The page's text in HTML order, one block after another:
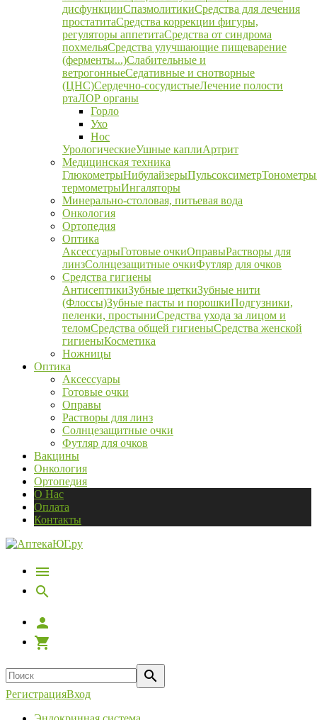
дисфункцииСпазмолитикиСредства для лечения
простатитаСредства коррекции фигуры,
регуляторы аппетитаСредства от синдрома
похмельяСредства улучшающие пищеварение
(ферменты...)Слабительные и
ветрогонныеСедативные и снотворные
(ЦНС)Сердечно-сосудистыеЛечение полости
ртаЛОР органы
Горло
Ухо
Нос
УрологическиеУшные каплиАртрит
Медицинская техника
ГлюкометрыНибулайзерыПульсоксиметрТонометры
термометрыИнгаляторы
Минерально-столовая, питьевая вода
Онкология
Ортопедия
Оптика
АксессуарыГотовые очкиОправыРастворы для
линзСолнцезащитные очкиФутляр для очков
Средства гигиены
АнтисептикиЗубные щеткиЗубные нити
(Флоссы)Зубные пасты и порошкиПодгузники,
пеленки, простыниСредства ухода за лицом и
теломСредства общей гигиеныСредства женской
гигиеныКосметика
Ножницы
Оптика
Аксессуары
Готовые очки
Оправы
Растворы для линз
Солнцезащитные очки
Футляр для очков
Вакцины
Онкология
Ортопедия
О Нас
Оплата
Контакты
РегистрацияВход